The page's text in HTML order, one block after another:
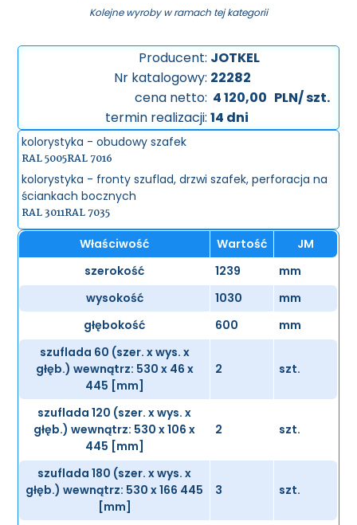
Kolejne wyroby w ramach tej kategorii
Producent: JOTKEL
Nr katalogowy: 22282
cena netto: 4 120,00 PLN/ szt.
termin realizacji: 14 dni
kolorystyka - obudowy szafek
RAL 5005RAL 7016
kolorystyka - fronty szuflad, drzwi szafek, perforacja na
ściankach bocznych
RAL 3011RAL 7035
Właściwość Wartość
JM
szerokość
1239
mm
wysokość
1030
mm
głębokość
600
mm
szuflada 60 (szer. x wys. x
głęb.) wewnątrz: 530 x 46 x
445 [mm]
2 szt.
szuflada 120 (szer. x wys. x
głęb.) wewnątrz: 530 x 106 x
445 [mm]
2 szt.
szuflada 180 (szer. x wys. x
głęb.) wewnątrz: 530 x 166 445
[mm]
3 szt.